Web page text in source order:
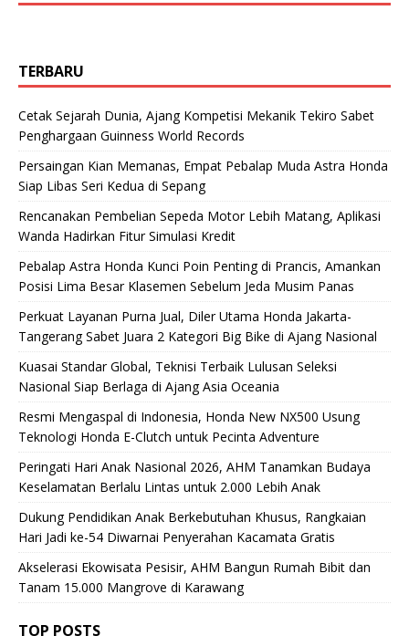
TERBARU
Cetak Sejarah Dunia, Ajang Kompetisi Mekanik Tekiro Sabet
Penghargaan Guinness World Records
Persaingan Kian Memanas, Empat Pebalap Muda Astra Honda
Siap Libas Seri Kedua di Sepang
Rencanakan Pembelian Sepeda Motor Lebih Matang, Aplikasi
Wanda Hadirkan Fitur Simulasi Kredit
Pebalap Astra Honda Kunci Poin Penting di Prancis, Amankan
Posisi Lima Besar Klasemen Sebelum Jeda Musim Panas
Perkuat Layanan Purna Jual, Diler Utama Honda Jakarta-
Tangerang Sabet Juara 2 Kategori Big Bike di Ajang Nasional
Kuasai Standar Global, Teknisi Terbaik Lulusan Seleksi
Nasional Siap Berlaga di Ajang Asia Oceania
Resmi Mengaspal di Indonesia, Honda New NX500 Usung
Teknologi Honda E-Clutch untuk Pecinta Adventure
Peringati Hari Anak Nasional 2026, AHM Tanamkan Budaya
Keselamatan Berlalu Lintas untuk 2.000 Lebih Anak
Dukung Pendidikan Anak Berkebutuhan Khusus, Rangkaian
Hari Jadi ke-54 Diwarnai Penyerahan Kacamata Gratis
Akselerasi Ekowisata Pesisir, AHM Bangun Rumah Bibit dan
Tanam 15.000 Mangrove di Karawang
TOP POSTS